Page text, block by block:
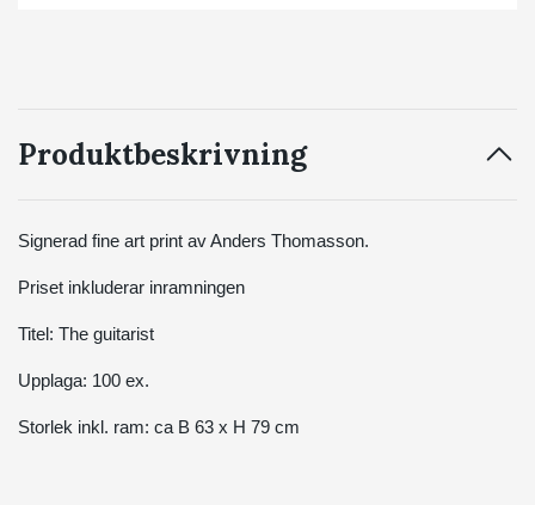
Produktbeskrivning
Signerad fine art print av Anders Thomasson.
Priset inkluderar inramningen
Titel: The guitarist
Upplaga: 100 ex.
Storlek inkl. ram: ca B 63 x H 79 cm